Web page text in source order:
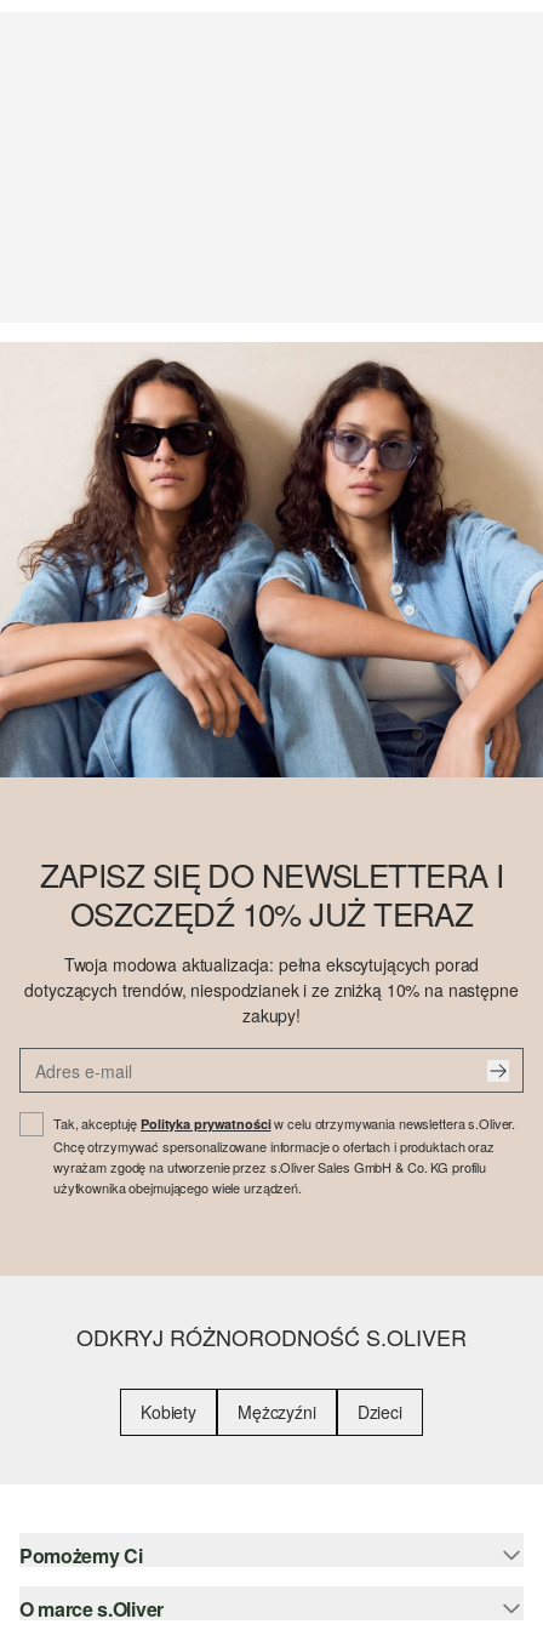
ZAPISZ SIĘ DO NEWSLETTERA I
OSZCZĘDŹ 10% JUŻ TERAZ
Twoja modowa aktualizacja: pełna ekscytujących porad
dotyczących trendów, niespodzianek i ze zniżką 10% na następne
zakupy!
Tak, akceptujęPolityka prywatnościw celu otrzymywania newslettera s.Oliver.
Chcę otrzymywać spersonalizowane informacje o ofertach i produktach oraz
wyrażam zgodę na utworzenie przez s.Oliver Sales GmbH & Co. KG profilu
użytkownika obejmującego wiele urządzeń.
ODKRYJ RÓŻNORODNOŚĆ S.OLIVER
Kobiety Mężczyźni Dzieci
Pomożemy Ci
Pomoc i FAQ
O marce s.Oliver